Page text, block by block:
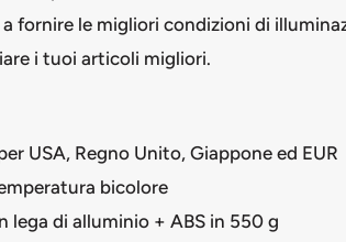
fornire le migliori condizioni di
i tuoi articoli migliori.
USA, Regno Unito, Giappone ed EUR
bicolore
di alluminio + ABS in 550 g